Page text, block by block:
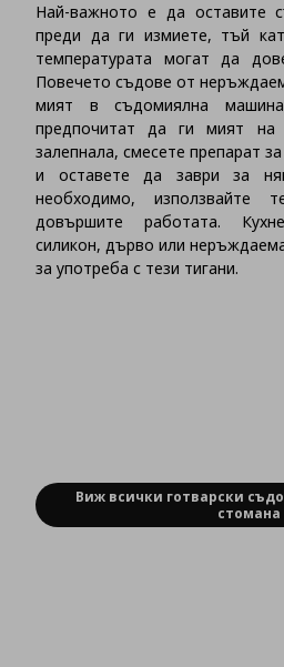
Най-важното е да оставите
преди да ги измиете, тъй
температурата могат да
Повечето съдове от
мият в съдомиялна
предпочитат да ги мият
залепнала, смесете препарат
и оставете да заври за
необходимо, използвайте
довършите работата.
силикон, дърво или
за употреба с тези тигани.
Виж всички готварски
стомана